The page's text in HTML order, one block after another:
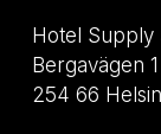
Hotel Supply
Bergavägen 1
254 66